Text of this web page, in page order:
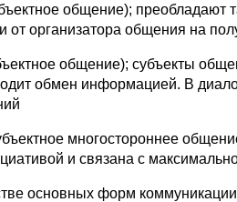
общение); преобладают
от организатора общения на
общение); субъекты
обмен информацией. В
многостороннее
и связана с
основных форм